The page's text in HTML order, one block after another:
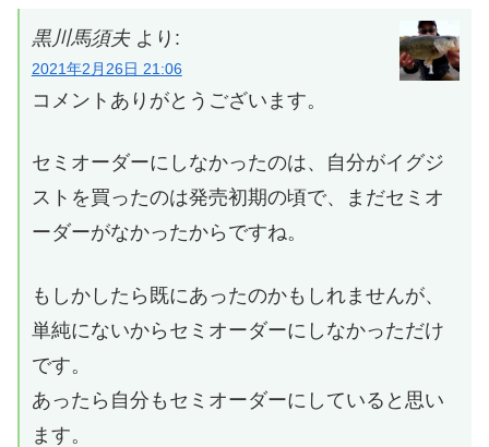
黒川馬須夫 より:
2021年2月26日 21:06
コメントありがとうございます。
セミオーダーにしなかったのは、自分がイグジ
ストを買ったのは発売初期の頃で、まだセミオ
ーダーがなかったからですね。
もしかしたら既にあったのかもしれませんが、
単純にないからセミオーダーにしなかっただけ
です。
あったら自分もセミオーダーにしていると思い
ます。